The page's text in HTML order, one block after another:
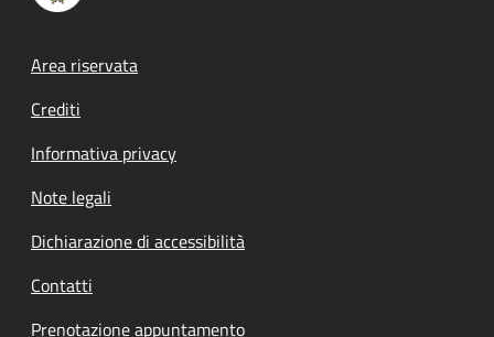
Footer menu
Area riservata
Crediti
Informativa privacy
Note legali
Dichiarazione di accessibilità
Contatti
Prenotazione appuntamento